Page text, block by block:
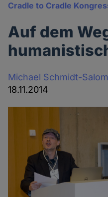
Cradle to Cradle
Auf dem
Michael Schmidt-
18.11.2014